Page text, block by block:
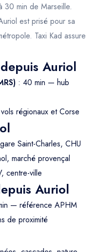
30 min de Marseille.
est prisé pour sa
Taxi Kad assure
Auriol
: 40 min — hub
régionaux et Corse
Saint-Charles, CHU
marché provençal
centre-ville
Auriol
— référence APHM
de proximité